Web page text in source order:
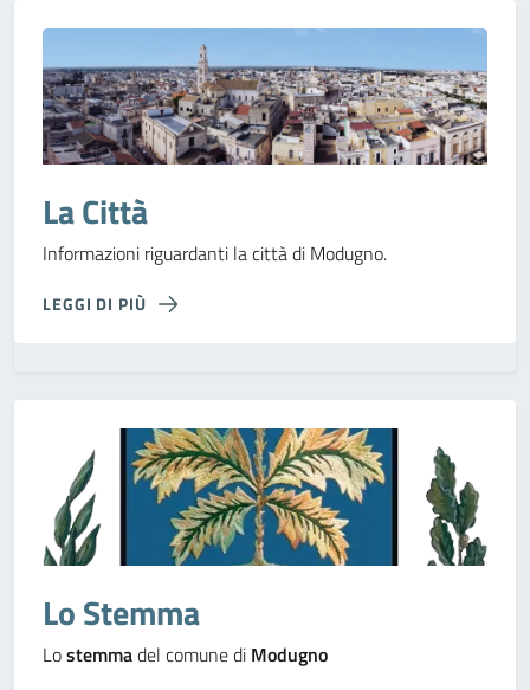
La Città
Informazioni riguardanti la città di Modugno.
LEGGI DI PIÙ
Lo Stemma
Lostemmadel comune di Modugno